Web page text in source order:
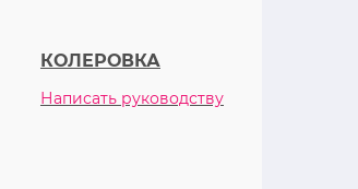
КОЛЕРОВКА
Написать руководству